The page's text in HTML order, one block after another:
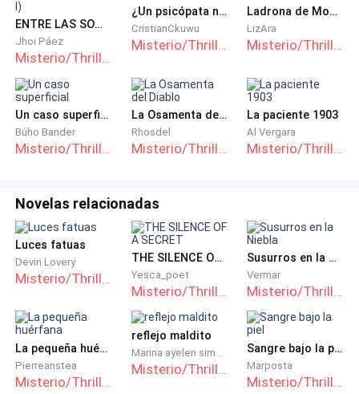
ENTRE LAS SOMBRAS (LIBRO I)
Jhoi Páez
Misterio/Thriller
¿Un psicópata necesita niñera?
CristianCkuwu
Misterio/Thriller
Ladrona de Momentos.
LizAra
Misterio/Thriller
Un caso superficial
Búho Bander
Misterio/Thriller
La Osamenta del Diablo
Rhosdel
Misterio/Thriller
La paciente 1903
Al Vergara
Misterio/Thriller
Novelas relacionadas
Luces fatuas
Devin Lovery
Misterio/Thriller
THE SILENCE OF A SECRET
Yesca_poet
Misterio/Thriller
Susurros en la Niebla
Vermar
Misterio/Thriller
La pequeña huérfana
Pierreanstea
reflejo maldito
Sangre bajo la piel
Marposta